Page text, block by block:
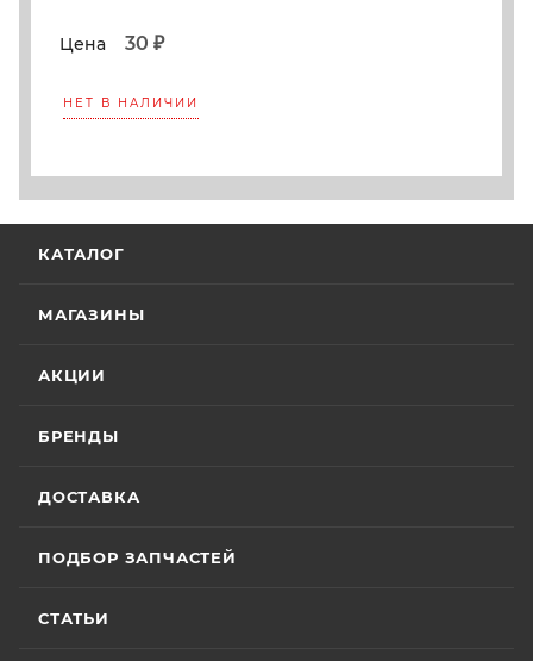
Цена 30 ₽
НЕТ В НАЛИЧИИ
КАТАЛОГ
МАГАЗИНЫ
АКЦИИ
БРЕНДЫ
ДОСТАВКА
ПОДБОР ЗАПЧАСТЕЙ
СТАТЬИ